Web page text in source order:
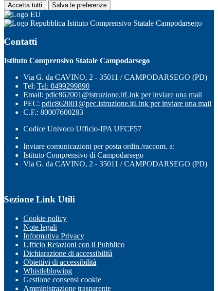
Accetta tutti Salva le preferenze
Istituto Comprensivo Statale Campodarsego
Contatti
Istituto Comprensivo Statale Campodarsego
Via G. da CAVINO, 2 - 35011 / CAMPODARSEGO (PD)
Tel: Tel: 0499299890
Email: pdic862001@istruzione.itLink per inviare una mail
PEC: pdic862001@pec.istruzione.itLink per inviare una mail
C.F.: 80007600283
Codice Univoco Ufficio-IPA UFCF57
Inviare comunicazioni per posta ordin./raccom. a:
Istituto Comprensivo di Campodarsego
Via G. da CAVINO, 2 - 35011 / CAMPODARSEGO (PD)
Sezione Link Utili
Cookie policy
Note legali
Informativa Privacy
Ufficio Relazioni con il Pubblico
Dichiarazione di accessibilità
Obiettivi di accessibilità
Whistleblowing
Gestione consensi cookie
Amministrazione trasparente